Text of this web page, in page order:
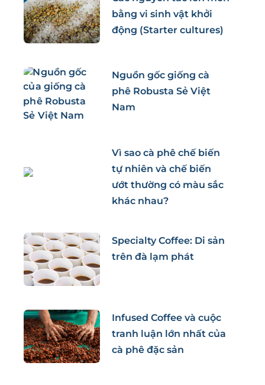
bằng vi sinh vật khởi
động (Starter cultures)
Nguồn gốc giống cà
phê Robusta Sẻ Việt
Nam
Vì sao cà phê chế biến
tự nhiên và chế biến
ướt thường có màu sắc
khác nhau?
Specialty Coffee: Di sản
trên đà lạm phát
Infused Coffee và cuộc
tranh luận lớn nhất của
cà phê đặc sản